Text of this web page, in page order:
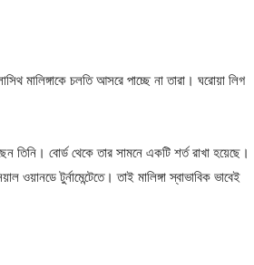
মালিঙ্গাকে চলতি আসরে পাচ্ছে না তারা। ঘরোয়া লিগ
তিনি। বোর্ড থেকে তার সামনে একটি শর্ত রাখা হয়েছে।
ওয়ানডে টুর্নামেন্টেতে। তাই মালিঙ্গা স্বাভাবিক ভাবেই